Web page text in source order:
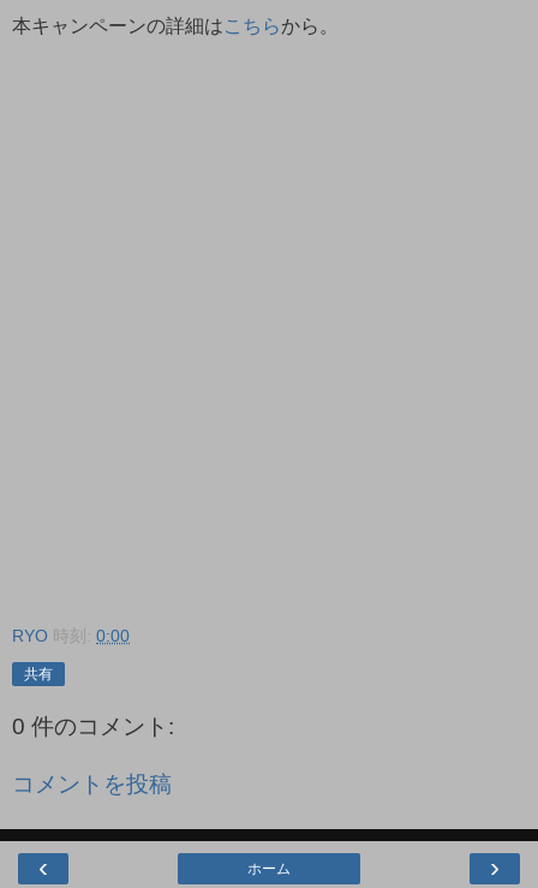
本キャンペーンの詳細はこちらから。
RYO 時刻: 0:00
共有
0 件のコメント:
コメントを投稿
‹ ›
ホーム